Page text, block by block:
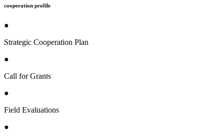
cooperation profile
●
Strategic Cooperation Plan
●
Call for Grants
●
Field Evaluations
●